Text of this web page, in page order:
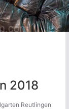
2018
Reutlingen